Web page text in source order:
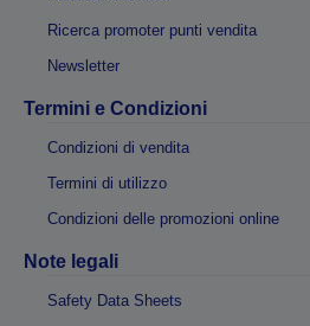
Ricerca promoter punti vendita
Newsletter
Termini e Condizioni
Condizioni di vendita
Termini di utilizzo
Condizioni delle promozioni online
Note legali
Safety Data Sheets